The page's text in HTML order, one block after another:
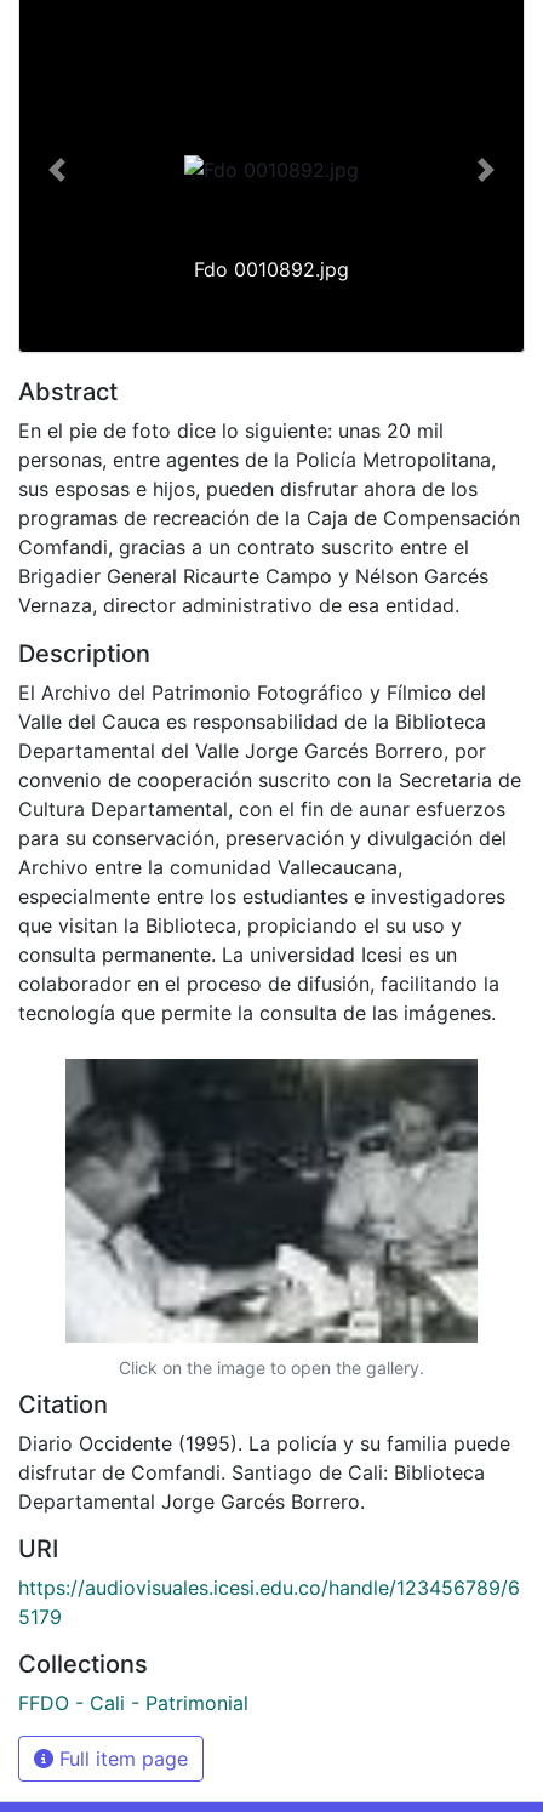
Fdo 0010892.jpg
Previous Next
Abstract
En el pie de foto dice lo siguiente: unas 20 mil
personas, entre agentes de la Policía Metropolitana,
sus esposas e hijos, pueden disfrutar ahora de los
programas de recreación de la Caja de Compensación
Comfandi, gracias a un contrato suscrito entre el
Brigadier General Ricaurte Campo y Nélson Garcés
Vernaza, director administrativo de esa entidad.
Description
El Archivo del Patrimonio Fotográfico y Fílmico del
Valle del Cauca es responsabilidad de la Biblioteca
Departamental del Valle Jorge Garcés Borrero, por
convenio de cooperación suscrito con la Secretaria de
Cultura Departamental, con el fin de aunar esfuerzos
para su conservación, preservación y divulgación del
Archivo entre la comunidad Vallecaucana,
especialmente entre los estudiantes e investigadores
que visitan la Biblioteca, propiciando el su uso y
consulta permanente. La universidad Icesi es un
colaborador en el proceso de difusión, facilitando la
tecnología que permite la consulta de las imágenes.
Click on the image to open the gallery.
Citation
Diario Occidente (1995). La policía y su familia puede
disfrutar de Comfandi. Santiago de Cali: Biblioteca
Departamental Jorge Garcés Borrero.
URI
https://audiovisuales.icesi.edu.co/handle/123456789/6
5179
Collections
FFDO - Cali - Patrimonial
Full item page